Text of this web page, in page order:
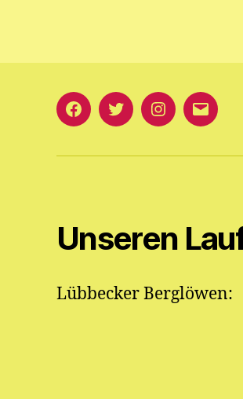
FacebookTwitterInstagram
E-
an
Unseren
Lübbecker Berglöwen: